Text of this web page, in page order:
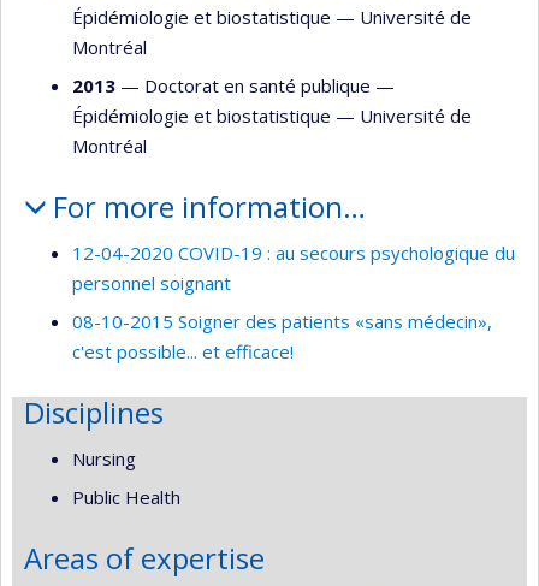
Épidémiologie et biostatistique — Université de
Montréal
2013 — Doctorat en santé publique —
Épidémiologie et biostatistique — Université de
Montréal
For more information…
12-04-2020 COVID-19 : au secours psychologique du
personnel soignant
08-10-2015 Soigner des patients «sans médecin»,
c'est possible... et efficace!
Disciplines
Nursing
Public Health
Areas of expertise